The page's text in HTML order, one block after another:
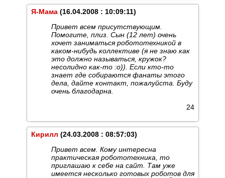
Я-Мама(16.04.2008 : 10:09:11)
Привет всем присутствующим.
Помогите, плиз. Сын (12 лет) очень
хочет заниматься робототехникой в
каком-нибудь коллективе (я не знаю как
это должно называться, кружок?
несолидно как-то :о)). Если кто-то
знает где собираются фанаты этого
дела, дайте контакт, пожалуйста. Буду
очень благодарна.
24
Кирилл (24.03.2008 : 08:57:03)
Привет всем. Кому интересна
практическая робототехника, то
приглашаю к себе на сайт. Там уже
имеется несколько готовых роботов для